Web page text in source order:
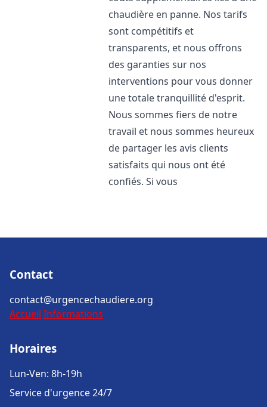
chaudière en panne. Nos tarifs
sont compétitifs et
transparents, et nous offrons
des garanties sur nos
interventions pour vous donner
une totale tranquillité d'esprit.
Nous sommes fiers de notre
travail et nous sommes heureux
de partager les avis clients
satisfaits qui nous ont été
confiés. Si vous
Contact
contact@urgencechaudiere.org
Accueil Informations
Horaires
Lun-Ven: 8h-19h
Service d'urgence 24/7